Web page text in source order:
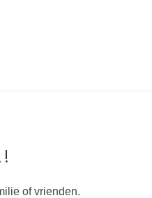
of vrienden.